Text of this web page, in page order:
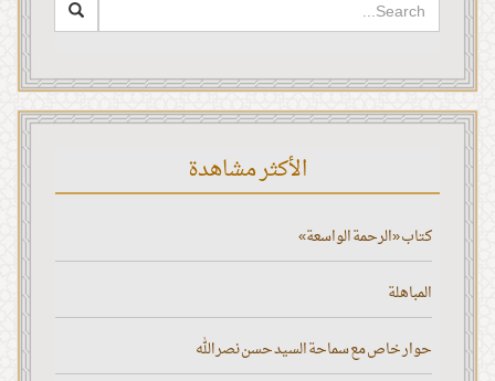
الأكثر مشاهدة
كتاب «الرحمة الواسعة»
المباهلة
حوار خاص مع سماحة السيد حسن نصر الله